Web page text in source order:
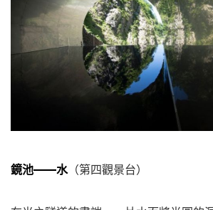
鏡池——水（第四觀景台）